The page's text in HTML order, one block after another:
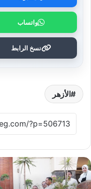
واتساب
نسخ الرابط
الأزهر